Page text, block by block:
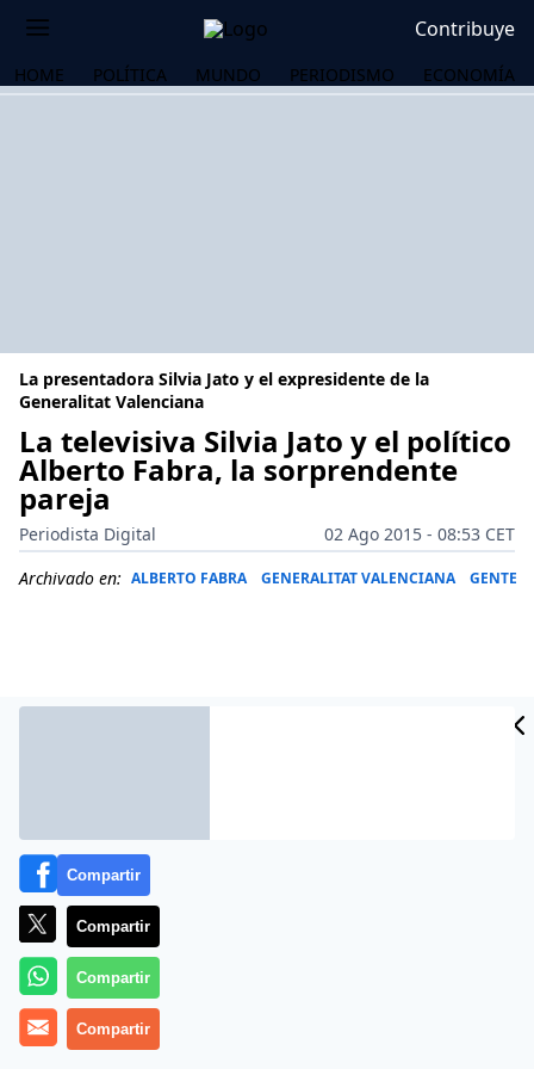
Contribuye
HOME POLÍTICA MUNDO PERIODISMO ECONOMÍA
La presentadora Silvia Jato y el expresidente de la
Generalitat Valenciana
La televisiva Silvia Jato y el político
Alberto Fabra, la sorprendente
pareja
Periodista Digital
02 Ago 2015 - 08:53 CET
Archivado en: ALBERTO FABRA GENERALITAT VALENCIANA GENTE
Más información
Compartir
Compartir
Compartir
Compartir